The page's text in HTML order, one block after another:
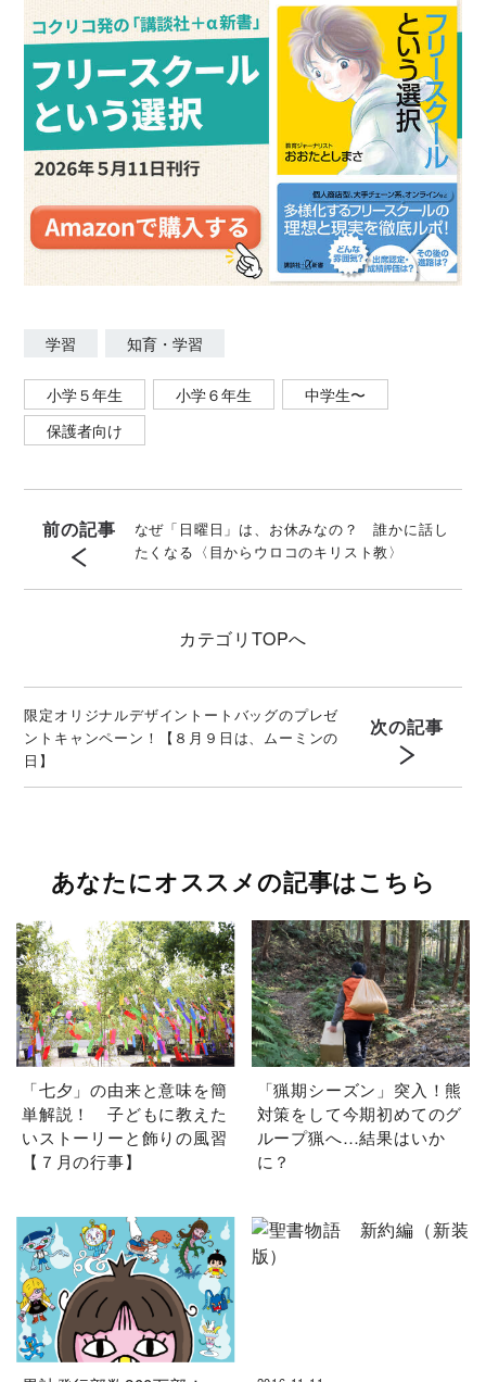
学習 知育・学習
小学５年生 小学６年生
中学生〜
保護者向け
前の記事
なぜ「日曜日」は、お休みなの？ 誰かに話し
たくなる〈目からウロコのキリスト教〉
カテゴリ TOPへ
限定オリジナルデザイントートバッグのプレゼ
ントキャンペーン！【８月９日は、ムーミンの
日】
次の記事
あなたにオススメの記事はこちら
「七夕」の由来と意味を簡
単解説！ 子どもに教えた
いストーリーと飾りの風習
【７月の行事】
「猟期シーズン」突入！熊
対策をして今期初めてのグ
ループ猟へ…結果はいか
に？